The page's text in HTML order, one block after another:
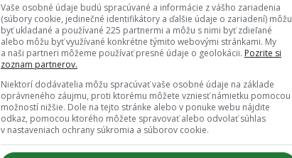
Vaše osobné údaje budú spracúvané a informácie z vášho zariadenia
(súbory cookie, jedinečné identifikátory a ďalšie údaje o zariadení) môžu
byť ukladané a používané 225 partnermi a môžu s nimi byť zdieľané
alebo môžu byť využívané konkrétne týmito webovými stránkami. My
a naši partneri môžeme používať presné údaje o geolokácii. Pozrite si
zoznam partnerov.
Niektorí dodávatelia môžu spracúvať vaše osobné údaje na základe
oprávneného záujmu, proti ktorému môžete vzniesť námietku pomocou
možností nižšie. Dole na tejto stránke alebo v ponuke webu nájdite
odkaz, pomocou ktorého môžete spravovať alebo odvolať súhlas
v nastaveniach ochrany súkromia a súborov cookie.